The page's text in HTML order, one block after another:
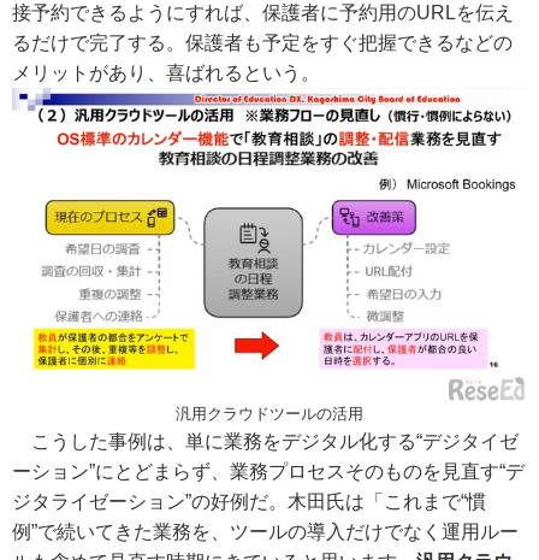
接予約できるようにすれば、保護者に予約用のURLを伝え
るだけで完了する。保護者も予定をすぐ把握できるなどの
メリットがあり、喜ばれるという。
汎用クラウドツールの活用
こうした事例は、単に業務をデジタル化する“デジタイゼ
ーション”にとどまらず、業務プロセスそのものを見直す“デ
ジタライゼーション”の好例だ。木田氏は「これまで“慣
例”で続いてきた業務を、ツールの導入だけでなく運用ルー